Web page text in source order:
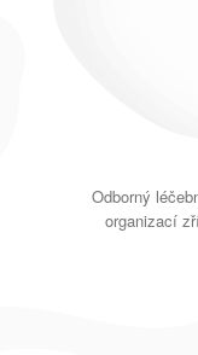
Odborný
organizací